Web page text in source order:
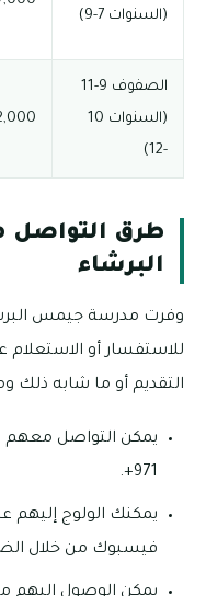
(السنوات 7-9)
الصفوف 9-11
(السنوات 10
-12)
62,000 درهماً
طرق
البرشاء
وفرت مدرسة جيمس
للاستفسار أو
التقديم أو ما شابه ذلك
971+.
يمكنك الولوج إليهم
فيسبوك من خلال